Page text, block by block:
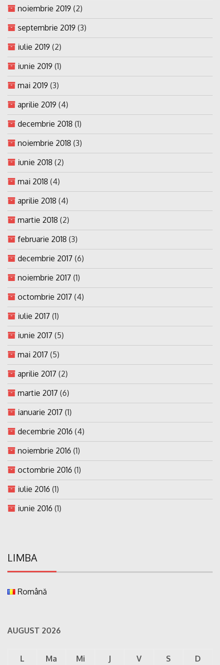
noiembrie 2019 (2)
septembrie 2019 (3)
iulie 2019 (2)
iunie 2019 (1)
mai 2019 (3)
aprilie 2019 (4)
decembrie 2018 (1)
noiembrie 2018 (3)
iunie 2018 (2)
mai 2018 (4)
aprilie 2018 (4)
martie 2018 (2)
februarie 2018 (3)
decembrie 2017 (6)
noiembrie 2017 (1)
octombrie 2017 (4)
iulie 2017 (1)
iunie 2017 (5)
mai 2017 (5)
aprilie 2017 (2)
martie 2017 (6)
ianuarie 2017 (1)
decembrie 2016 (4)
noiembrie 2016 (1)
octombrie 2016 (1)
iulie 2016 (1)
iunie 2016 (1)
LIMBA
Română
AUGUST 2026
L Ma Mi J V S D